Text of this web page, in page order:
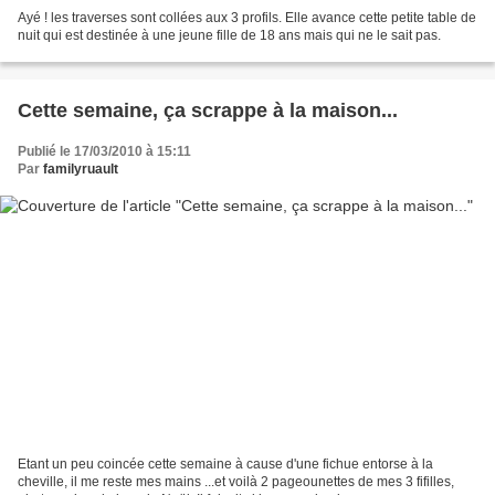
Ayé ! les traverses sont collées aux 3 profils. Elle avance cette petite table de
nuit qui est destinée à une jeune fille de 18 ans mais qui ne le sait pas.
Cette semaine, ça scrappe à la maison...
Publié le 17/03/2010 à 15:11
Par familyruault
Etant un peu coincée cette semaine à cause d'une fichue entorse à la
cheville, il me reste mes mains ...et voilà 2 pageounettes de mes 3 fifilles,